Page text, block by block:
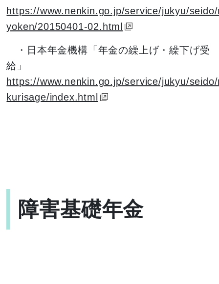
https://www.nenkin.go.jp/service/jukyu/
yoken/20150401-02.html
・日本年金機構「年金の繰上げ・繰下げ受
給」
https://www.nenkin.go.jp/service/jukyu/
kurisage/index.html
障害基礎年金